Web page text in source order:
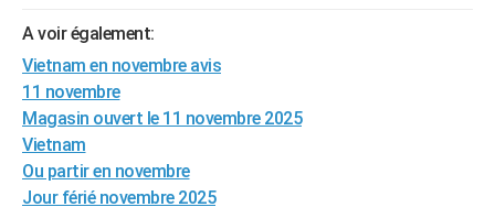
Alimentation
Guide de la santé
Maladies
Médicaments
Sommeil
VOYAGE
Destinations
City break
Voyage nature
Voyage de noces
Forum
Climat
+PHOTO
GUIDES D'ACHAT
BONS PLANS
A voir également:
Vietnam en novembre avis
11 novembre
Magasin ouvert le 11 novembre 2025
Vietnam
Ou partir en novembre
Jour férié novembre 2025